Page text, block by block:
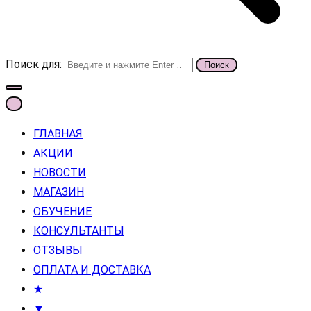
Поиск для:
ГЛАВНАЯ
АКЦИИ
НОВОСТИ
МАГАЗИН
ОБУЧЕНИЕ
КОНСУЛЬТАНТЫ
ОТЗЫВЫ
ОПЛАТА И ДОСТАВКА
★